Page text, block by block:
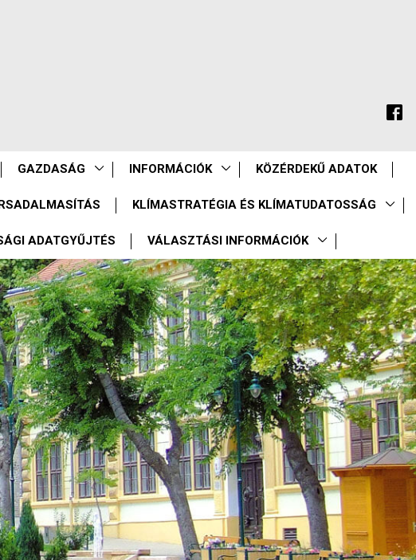
GAZDASÁG INFORMÁCIÓK KÖZÉRDEKŰ ADATOK
KLÍMASTRATÉGIA ÉS KLÍMATUDATOSSÁG
ADATGYŰJTÉS VÁLASZTÁSI INFORMÁCIÓK